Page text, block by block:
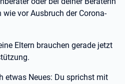
vor Ausbruch der Corona-
Eltern brauchen gerade jetzt
etwas Neues: Du sprichst mit